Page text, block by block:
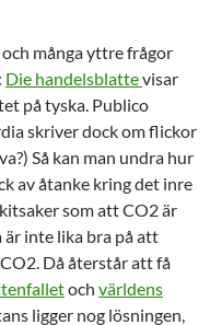
många yttre frågor
Die handelsblattevisar
på tyska. Publico
skriver dock om flickor
Så kan man undra hur
av åtanke kring det inre
som att CO2 är
är inte lika bra på att
Då återstår att få
och världens
ligger nog lösningen,